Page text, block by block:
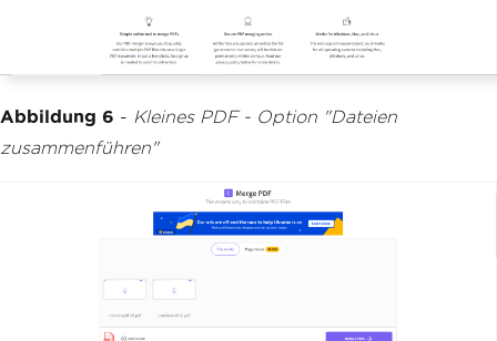
Abbildung 6 - Kleines PDF - Option "Dateien
zusammenführen"